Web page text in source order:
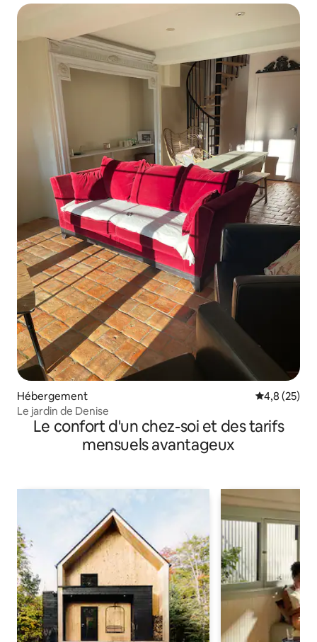
Hébergement Évaluation
4,8 (25)
Le jardin de Denise
Le confort d'un chez-soi et des tarifs
mensuels avantageux